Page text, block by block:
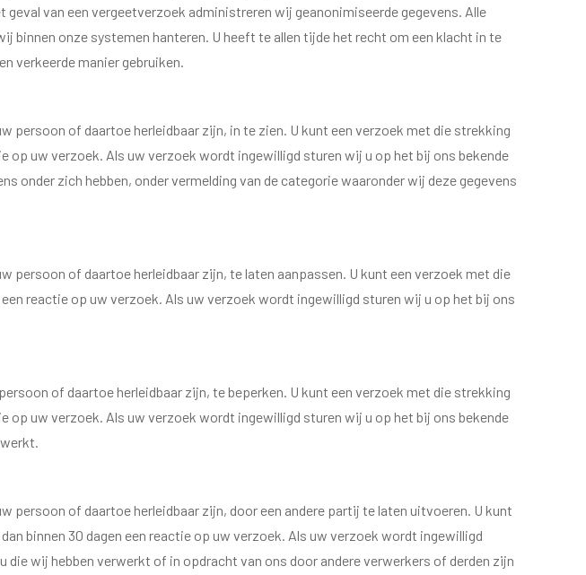
van een vergeetverzoek administreren wij geanonimiseerde gegevens. Alle
binnen onze systemen hanteren. U heeft te allen tijde het recht om een klacht in te
verkeerde manier gebruiken.
persoon of daartoe herleidbaar zijn, in te zien. U kunt een verzoek met die strekking
uw verzoek. Als uw verzoek wordt ingewilligd sturen wij u op het bij ons bekende
onder zich hebben, onder vermelding van de categorie waaronder wij deze gegevens
persoon of daartoe herleidbaar zijn, te laten aanpassen. U kunt een verzoek met die
reactie op uw verzoek. Als uw verzoek wordt ingewilligd sturen wij u op het bij ons
of daartoe herleidbaar zijn, te beperken. U kunt een verzoek met die strekking
uw verzoek. Als uw verzoek wordt ingewilligd sturen wij u op het bij ons bekende
persoon of daartoe herleidbaar zijn, door een andere partij te laten uitvoeren. U kunt
binnen 30 dagen een reactie op uw verzoek. Als uw verzoek wordt ingewilligd
wij hebben verwerkt of in opdracht van ons door andere verwerkers of derden zijn